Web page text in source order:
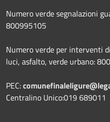
Numero verde segnalazioni
800995105
Numero verde per interventi
luci, asfalto, verde urbano:
PEC:
Centralino Unico:019 689011